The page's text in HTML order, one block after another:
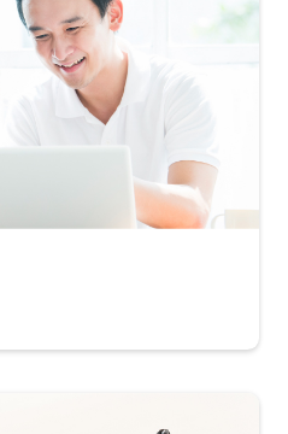
foreigners
Central
Sports